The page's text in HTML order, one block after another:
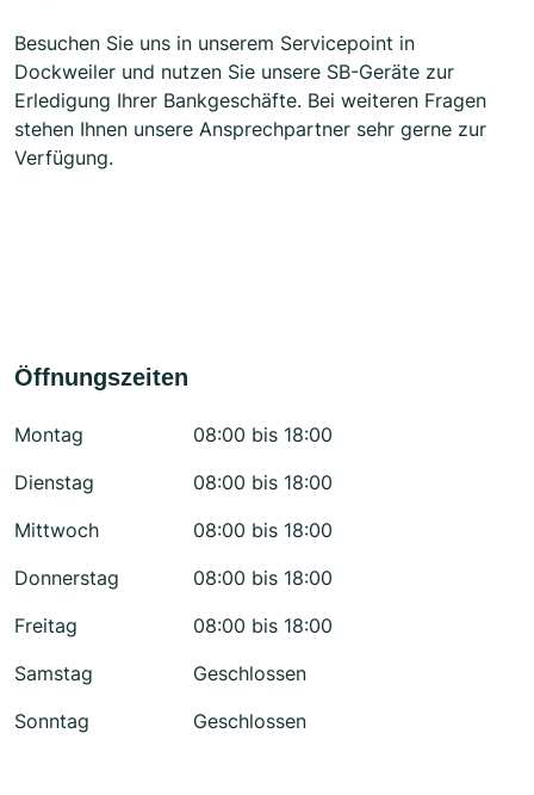
Besuchen Sie uns in unserem Servicepoint in
Dockweiler und nutzen Sie unsere SB-Geräte zur
Erledigung Ihrer Bankgeschäfte. Bei weiteren Fragen
stehen Ihnen unsere Ansprechpartner sehr gerne zur
Verfügung.
Öffnungszeiten
Montag
08:00 bis 18:00
Dienstag
08:00 bis 18:00
Mittwoch
08:00 bis 18:00
Donnerstag
08:00 bis 18:00
Freitag
08:00 bis 18:00
Samstag
Geschlossen
Sonntag
Geschlossen